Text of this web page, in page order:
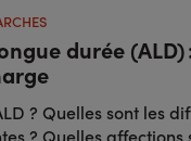
durée (ALD)
? Quelles sont les
? Quelles